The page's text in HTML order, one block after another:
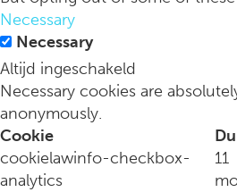
Necessary
Necessary
Altijd ingeschakeld
Necessary cookies are
anonymously.
Cookie
cookielawinfo-checkbox-
analytics
11